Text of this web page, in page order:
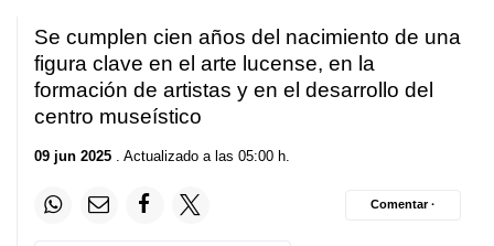
Se cumplen cien años del nacimiento de una
figura clave en el arte lucense, en la
formación de artistas y en el desarrollo del
centro museístico
09 jun 2025 . Actualizado a las 05:00 h.
Comentar ·